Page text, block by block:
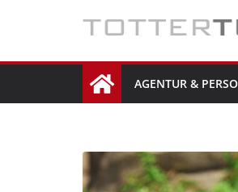
AGENTUR &